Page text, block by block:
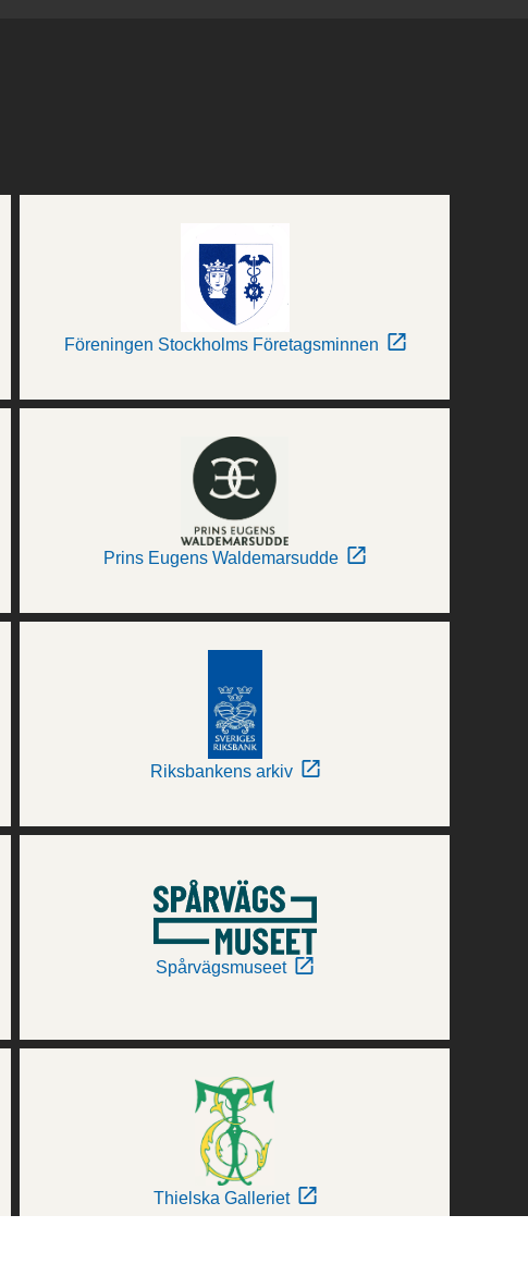
Föreningen Stockholms Företagsminnen
Prins Eugens Waldemarsudde
Riksbankens arkiv
Spårvägsmuseet
Thielska Galleriet